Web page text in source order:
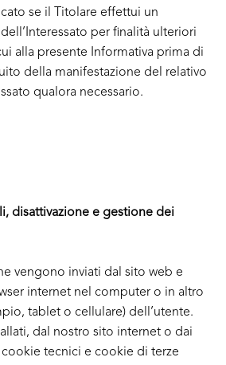
se il Titolare effettui un
per finalità ulteriori
alla presente Informativa prima di
della manifestazione del relativo
qualora necessario.
disattivazione e gestione dei
vengono inviati dal sito web e
internet nel computer o in altro
tablet o cellulare) dell’utente.
dal nostro sito internet o dai
tecnici e cookie di terze